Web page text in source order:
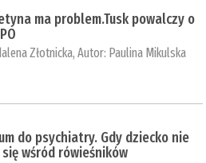
ma problem.Tusk powalczy o
Złotnicka, Autor: Paulina Mikulska
do psychiatry. Gdy dziecko nie
wśród rówieśników